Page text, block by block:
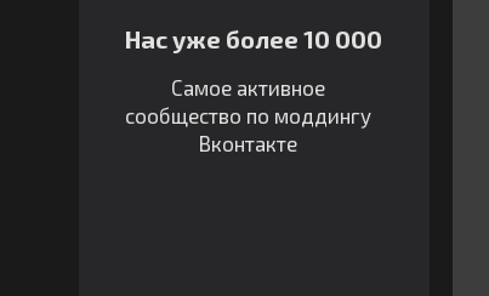
Нас уже более 10 000
Самое активное
сообщество по моддингу
Вконтакте